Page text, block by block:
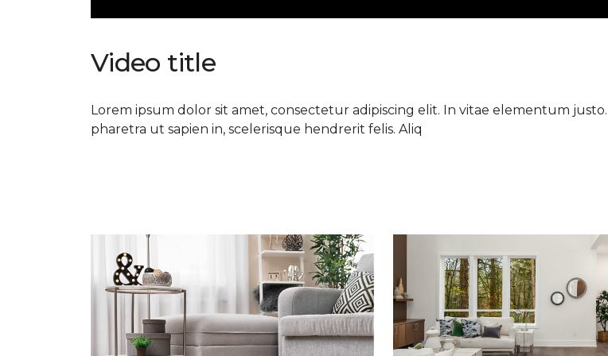
Video title
Lorem ipsum dolor sit amet, consectetur adipiscing elit. In vitae elementum
pharetra ut sapien in, scelerisque hendrerit felis. Aliq